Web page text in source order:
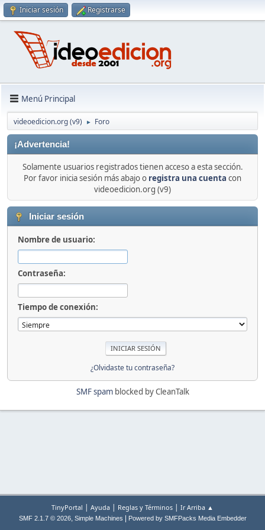
Iniciar sesión Registrarse
Menú Principal
videoedicion.org (v9) ► Foro
¡Advertencia!
Solamente usuarios registrados tienen acceso a esta sección.
Por favor inicia sesión más abajo o registra una cuenta con
videoedicion.org (v9)
Iniciar sesión
Nombre de usuario:
Contraseña:
Tiempo de conexión:
¿Olvidaste tu contraseña?
SMF spamblocked by CleanTalk
TinyPortal | Ayuda | Reglas y Términos | Ir Arriba ▲
SMF 2.1.7 © 2026, Simple Machines Powered by SMFPacks Media Embedder